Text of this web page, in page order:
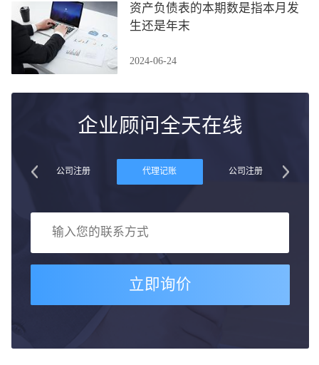
资产负债表的本期数是指本月发
生还是年末
2024-06-24
企业顾问全天在线
公司注册 代理记账 公司注册
立即询价